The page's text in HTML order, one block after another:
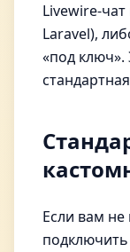
Livewire-
Laravel),
«под ключ».
Если вам
подключить